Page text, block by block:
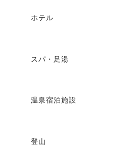
ホテル
スパ・足湯
温泉宿泊施設
登山